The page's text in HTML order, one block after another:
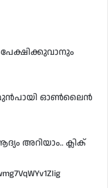
മുൻപായി ഓൺലൈൻ
അറിയാം.. ക്ലിക്